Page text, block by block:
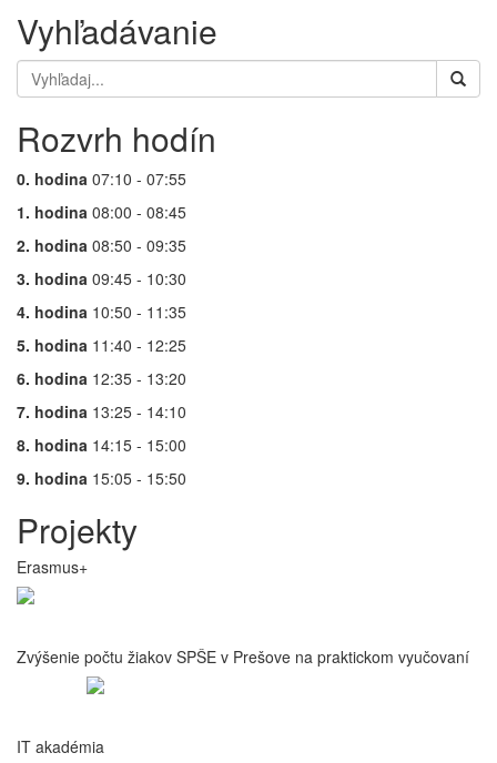
Vyhľadávanie
Rozvrh hodín
0. hodina 07:10 - 07:55
1. hodina 08:00 - 08:45
2. hodina 08:50 - 09:35
3. hodina 09:45 - 10:30
4. hodina 10:50 - 11:35
5. hodina 11:40 - 12:25
6. hodina 12:35 - 13:20
7. hodina 13:25 - 14:10
8. hodina 14:15 - 15:00
9. hodina 15:05 - 15:50
Projekty
Erasmus+
Zvýšenie počtu žiakov SPŠE v Prešove na praktickom vyučovaní
IT akadémia